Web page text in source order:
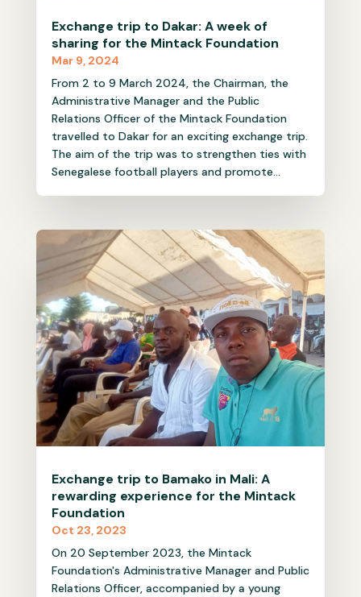
Exchange trip to Dakar: A week of
sharing for the Mintack Foundation
Mar 9, 2024
From 2 to 9 March 2024, the Chairman, the
Administrative Manager and the Public
Relations Officer of the Mintack Foundation
travelled to Dakar for an exciting exchange trip.
The aim of the trip was to strengthen ties with
Senegalese football players and promote...
Exchange trip to Bamako in Mali: A
rewarding experience for the Mintack
Foundation
Oct 23, 2023
On 20 September 2023, the Mintack
Foundation's Administrative Manager and Public
Relations Officer, accompanied by a young